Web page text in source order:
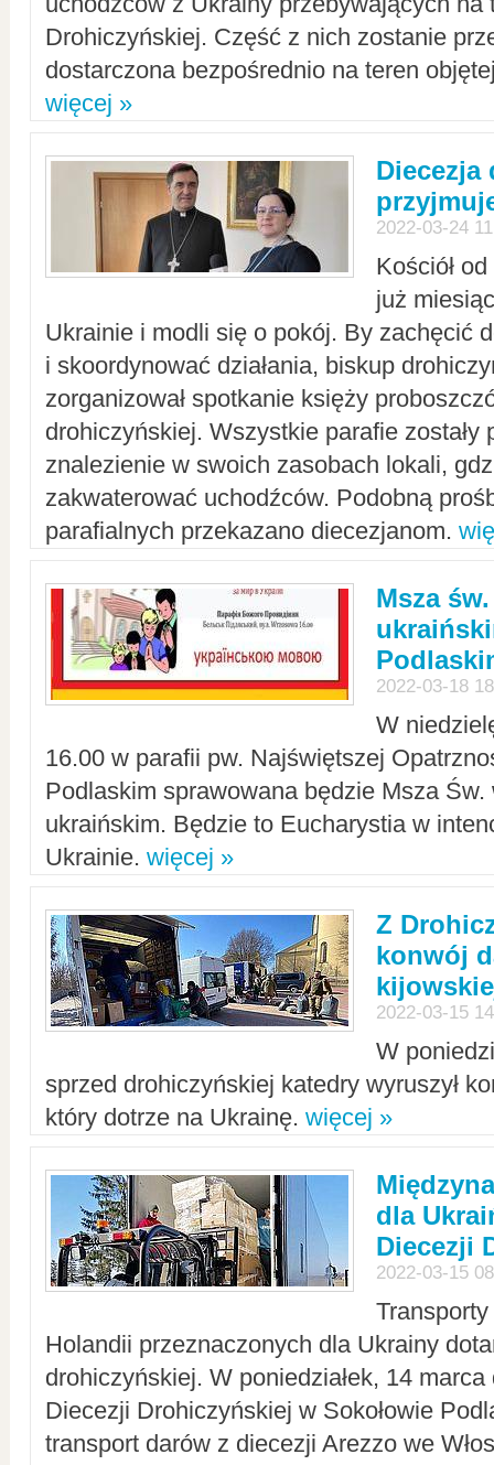
Drohiczyńskiej. Część z nich zostanie
dostarczona bezpośrednio na teren
więcej »
Diecezja
2022-03-24
Kościół
już
Ukrainie i modli się o pokój. By zachęcić
i skoordynować działania, biskup
zorganizował spotkanie księży
drohiczyńskiej. Wszystkie parafie zostały
znalezienie w swoich zasobach lokali,
zakwaterować uchodźców. Podobną
parafialnych przekazano diecezjanom.
Msza
2022-03-18
W
16.00 w parafii pw. Najświętszej
Podlaskim sprawowana będzie Msza Św.
ukraińskim. Będzie to Eucharystia w
Ukrainie. więcej »
Z
konwój
2022-03-15
W
sprzed drohiczyńskiej katedry wyruszył
który dotrze na Ukrainę. więcej »
dla
Diecezji
2022-03-15
Holandii przeznaczonych dla Ukrainy
drohiczyńskiej. W poniedziałek, 14
Diecezji Drohiczyńskiej w Sokołowie
transport darów z diecezji Arezzo we